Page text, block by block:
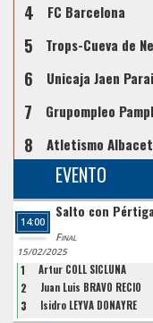
4 FC Barcelona
5 Trops-Cueva de
6 Unicaja Jaen
7 Grupompleo
8 Atletismo
EVENTO
14:00
Salto con
Final
15/02/2025
1 Artur COLL SICLUNA
2 Juan Luis BRAVO RECIO
3 Isidro LEYVA DONAYRE